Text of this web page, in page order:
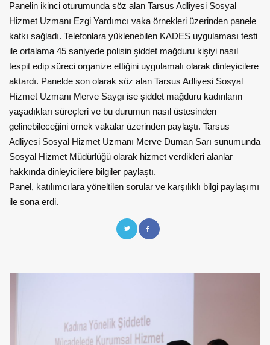
Panelin ikinci oturumunda söz alan Tarsus Adliyesi Sosyal
Hizmet Uzmanı Ezgi Yardımcı vaka örnekleri üzerinden panele
katkı sağladı. Telefonlara yüklenebilen KADES uygulaması testi
ile ortalama 45 saniyede polisin şiddet mağduru kişiyi nasıl
tespit edip süreci organize ettiğini uygulamalı olarak dinleyicilere
aktardı. Panelde son olarak söz alan Tarsus Adliyesi Sosyal
Hizmet Uzmanı Merve Saygı ise şiddet mağduru kadınların
yaşadıkları süreçleri ve bu durumun nasıl üstesinden
gelinebileceğini örnek vakalar üzerinden paylaştı. Tarsus
Adliyesi Sosyal Hizmet Uzmanı Merve Duman Sarı sunumunda
Sosyal Hizmet Müdürlüğü olarak hizmet verdikleri alanlar
hakkında dinleyicilere bilgiler paylaştı.
Panel, katılımcılara yöneltilen sorular ve karşılıklı bilgi paylaşımı
ile sona erdi.
--